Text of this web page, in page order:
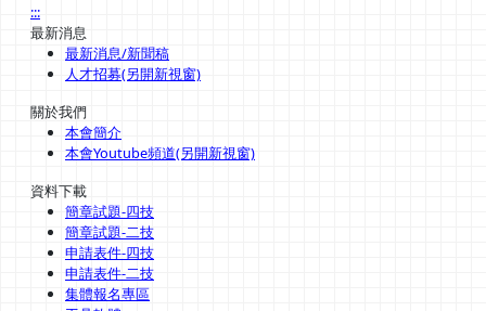
:::
最新消息
最新消息/新聞稿
人才招募(另開新視窗)
關於我們
本會簡介
本會Youtube頻道(另開新視窗)
資料下載
簡章試題-四技
簡章試題-二技
申請表件-四技
申請表件-二技
集體報名專區